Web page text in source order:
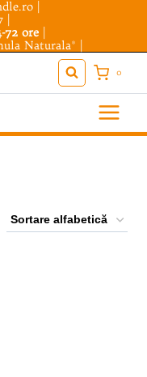
|
72 ore|
Naturala®
0